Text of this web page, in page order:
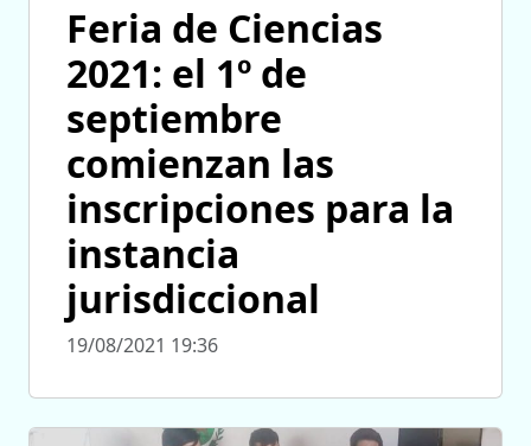
Feria de Ciencias
2021: el 1º de
septiembre
comienzan las
inscripciones para la
instancia
jurisdiccional
19/08/2021 19:36